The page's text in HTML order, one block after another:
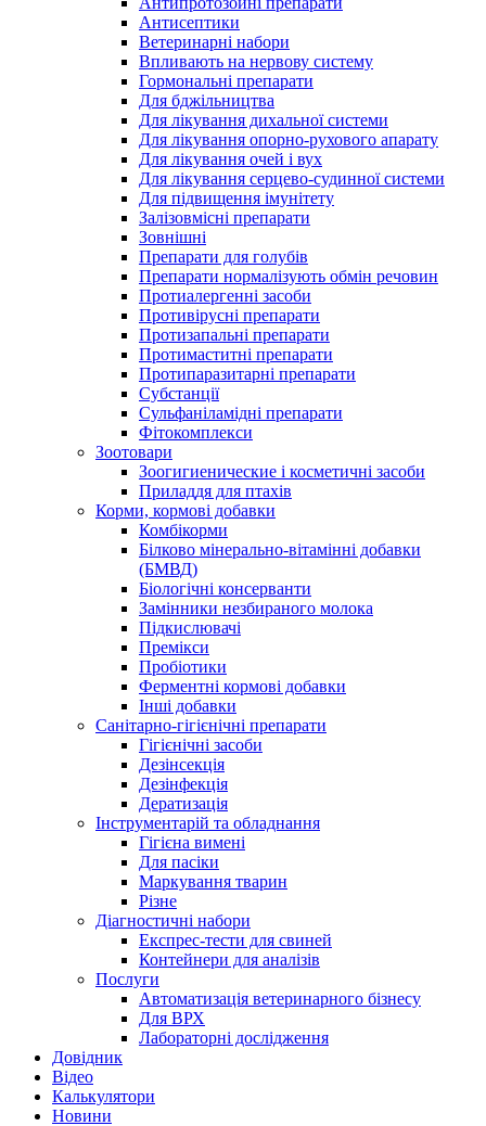
Антисептики
Ветеринарні набори
Впливають на нервову систему
Гормональні препарати
Для бджільництва
Для лікування дихальної системи
Для лікування опорно-рухового апарату
Для лікування очей і вух
Для лікування серцево-судинної системи
Для підвищення імунітету
Залізовмісні препарати
Зовнішні
Препарати для голубів
Препарати нормалізують обмін речовин
Протиалергенні засоби
Противірусні препарати
Протизапальні препарати
Протимаститні препарати
Протипаразитарні препарати
Субстанції
Сульфаніламідні препарати
Фітокомплекси
Зоотовари
Зоогигиенические і косметичні засоби
Приладдя для птахів
Корми, кормові добавки
Комбікорми
Білково мінерально-вітамінні добавки
(БМВД)
Біологічні консерванти
Замінники незбираного молока
Підкислювачі
Премікси
Пробіотики
Ферментні кормові добавки
Інші добавки
Санітарно-гігієнічні препарати
Гігієнічні засоби
Дезінсекція
Дезінфекція
Дератизація
Інструментарій та обладнання
Гігієна вимені
Для пасіки
Маркування тварин
Різне
Діагностичні набори
Експрес-тести для свиней
Контейнери для аналізів
Послуги
Автоматизація ветеринарного бізнесу
Для ВРХ
Лабораторні дослідження
Довідник
Відео
Калькулятори
Новини